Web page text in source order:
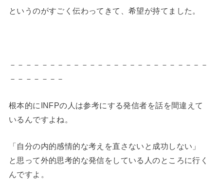
というのがすごく伝わってきて、希望が持てました。
－－－－－－－－－－－－－－－－－－－－－－－－－
－－－－－－－
根本的にINFPの人は参考にする発信者を話を間違えて
いるんですよね。
「自分の内的感情的な考えを直さないと成功しない」
と思って外的思考的な発信をしている人のところに行く
んですよ。